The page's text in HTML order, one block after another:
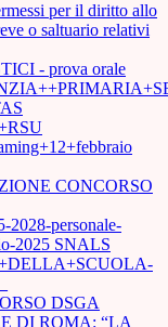
per il diritto allo
o saltuario relativi
- prova orale
CONCORSO
2028-personale-
2025 SNALS
DSGA
DI ROMA: “LA